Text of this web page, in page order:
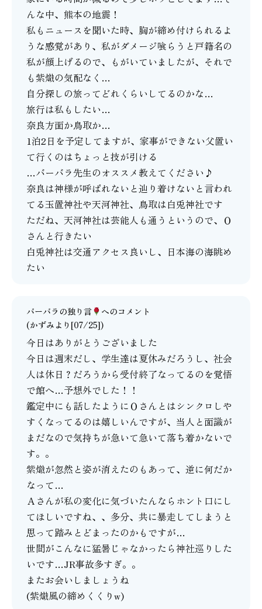
んな中、熊本の地震！
私もニュースを聞いた時、胸が締め付けられるよ
うな感覚があり、私がダメージ喰らうと戸籍名の
私が顔上げるので、もがいていましたが、それで
も紫熾の気配なく…
自分探しの旅ってどれくらいしてるのかな…
旅行は私もしたい…
奈良方面か鳥取か…
1泊2日を予定してますが、家事ができない父置い
て行くのはちょっと技が引ける
…バーバラ先生のオススメ教えてください♪
奈良は神様が呼ばれないと辿り着けないと言われ
てる玉置神社や天河神社、鳥取は白兎神社です
ただね、天河神社は芸能人も通うというので、Ｏ
さんと行きたい
白兎神社は交通アクセス良いし、日本海の海眺め
たい
バーバラの独り言
へのコメント
(かずみより[07/25])
今日はありがとうございました
今日は週末だし、学生達は夏休みだろうし、社会
人は休日？だろうから受付終了なってるのを覚悟
で館へ…予想外でした！！
鑑定中にも話したようにＯさんとはシンクロしや
すくなってるのは嬉しいんですが、当人と面識が
まだなので気持ちが急いて急いて落ち着かないで
す。。
紫熾が忽然と姿が消えたのもあって、逆に何だか
なって…
Ａさんが私の変化に気づいたんならホント口にし
てほしいですね、、多分、共に暴走してしまうと
思って踏みとどまったのかもですが…
世間がこんなに猛暑じゃなかったら神社巡りした
いです…JR事故多すぎ。。
またお会いしましょうね
(紫熾風の締めくくりw)